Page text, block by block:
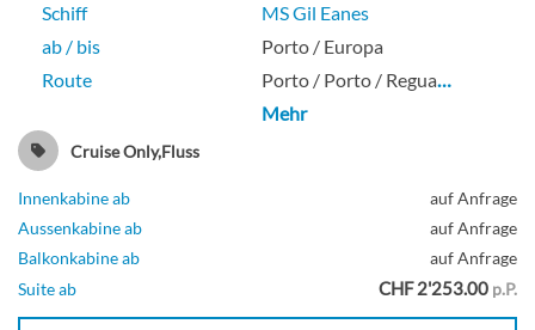
Schiff
MS Gil Eanes
ab / bis
Porto / Europa
Route
Porto / Porto / Regua…
Mehr
Cruise Only,Fluss
Innenkabine ab
auf Anfrage
Aussenkabine ab
auf Anfrage
Balkonkabine ab
auf Anfrage
Suite ab
CHF 2'253.00 p.P.